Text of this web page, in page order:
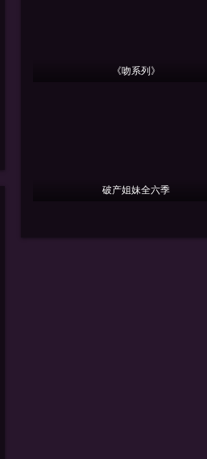
师彬＆李婷
《吻系列》
破产姐妹全六季